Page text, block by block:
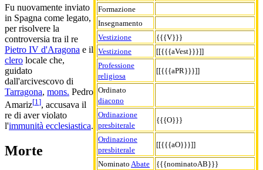
Formazione
Insegnamento
Vestizione
{{{V}}}
Vestizione
[[{{{aVest}}}]]
Professione
religiosa
[[{{{aPR}}}]]
Ordinato
diacono
Ordinazione
presbiterale
{{{O}}}
Ordinazione
presbiterale
[[{{{aO}}}]]
Nominato Abate
{{{nominatoAB}}}
Fu nuovamente inviato
in Spagna come legato,
per risolvere la
controversia tra il re
Pietro IV d'Aragona e il
clero locale che,
guidato
dall'arcivescovo di
Tarragona, mons. Pedro
Amariz[1], accusava il
re di aver violato
l'immunità ecclesiastica.
Morte